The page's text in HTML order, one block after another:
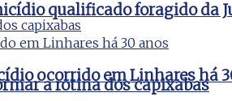
a rotina dos capixabas
qualificado foragido da
ocorrido em Linhares há